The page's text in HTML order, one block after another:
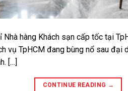
hàng Khách sạn cấp tốc tại
vụ TpHCM đang bùng nổ sau đại
[…]
CONTINUE READING →